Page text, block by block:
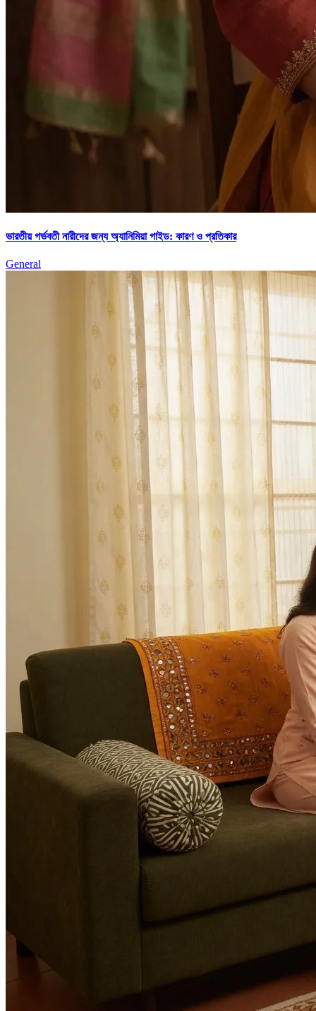
ভারতীয় গর্ভবতী নারীদের জন্য অ্যানিমিয়া গাইড: কারণ ও প্রতিকার
General